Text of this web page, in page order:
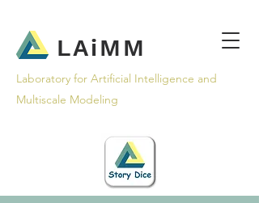
LAiMM
Laboratory for Artificial Intelligence and
Multiscale Modeling